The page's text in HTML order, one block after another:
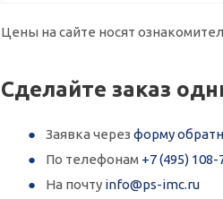
Цены на сайте носят
Сделайте заказ
Заявка через форму
По телефонам +7 (495) 108-
На почту info@ps-imc.ru